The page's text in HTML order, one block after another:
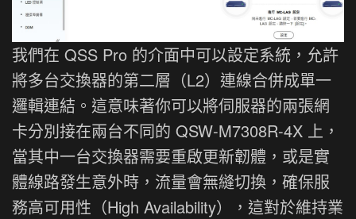
我們在 QSS Pro 的介面中可以設定系統，允許
將多台交換器的第二層（L2）連線合併成單一
邏輯連結。這意味著你可以將伺服器的兩張網
卡分別接在兩台不同的 QSW-M7308R-4X 上，
當其中一台交換器需要重啟更新韌體，或是實
體線路發生意外時，流量會無縫切換，確保服
務高可用性（High Availability），這對於維持業